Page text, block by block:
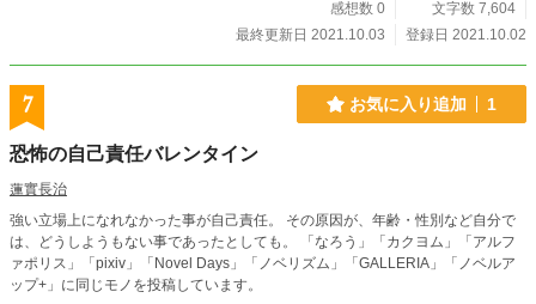
感想数 0
文字数 7,604
最終更新日 2021.10.03
登録日 2021.10.02
7 お気に入り追加 1
恐怖の自己責任バレンタイン
蓮實長治
強い立場上になれなかった事が自己責任。 その原因が、年齢・性別など自分で
は、どうしようもない事であったとしても。 「なろう」「カクヨム」「アルフ
ァポリス」「pixiv」「Novel Days」「ノベリズム」「GALLERIA」「ノベルア
ップ+」に同じモノを投稿しています。